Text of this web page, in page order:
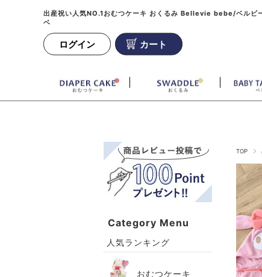
出産祝い人気NO.1おむつケーキ おくるみ Bellevie bebe/ベルビ
ベ
ログイン カート
TOP
Category Menu
人気ランキング
おむつケーキ